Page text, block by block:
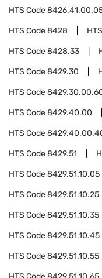
HTS Code
HTS Code8428
HTS Code8428.33
HTS Code8429.30
HTS Code
HTS Code8429.40.00
HTS Code
HTS Code8429.51
HTS Code8429.51.10.05
HTS Code8429.51.10.25
HTS Code8429.51.10.35
HTS Code8429.51.10.45
HTS Code8429.51.10.55